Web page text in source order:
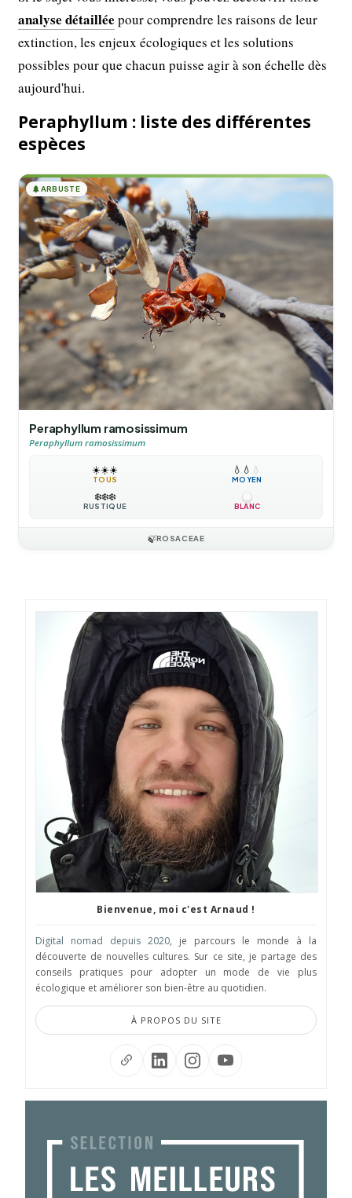
analyse détaillée pour comprendre les raisons de leur
extinction, les enjeux écologiques et les solutions
possibles pour que chacun puisse agir à son échelle dès
aujourd'hui.
Peraphyllum : liste des différentes
espèces
🌲ARBUSTE
Peraphyllum ramosissimum
Peraphyllum ramosissimum
☀️☀️☀️
TOUS
💧 💧 💧
MOYEN
❄️❄️❄️
RUSTIQUE BLANC
🍃ROSACEAE
Bienvenue, moi c'est Arnaud !
Digital nomad depuis 2020, je parcours le monde à la
découverte de nouvelles cultures. Sur ce site, je partage des
conseils pratiques pour adopter un mode de vie plus
écologique et améliorer son bien-être au quotidien.
À PROPOS DU SITE